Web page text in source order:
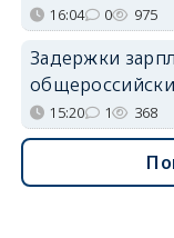
16:04 0 975
Задержки
15:20 1 368